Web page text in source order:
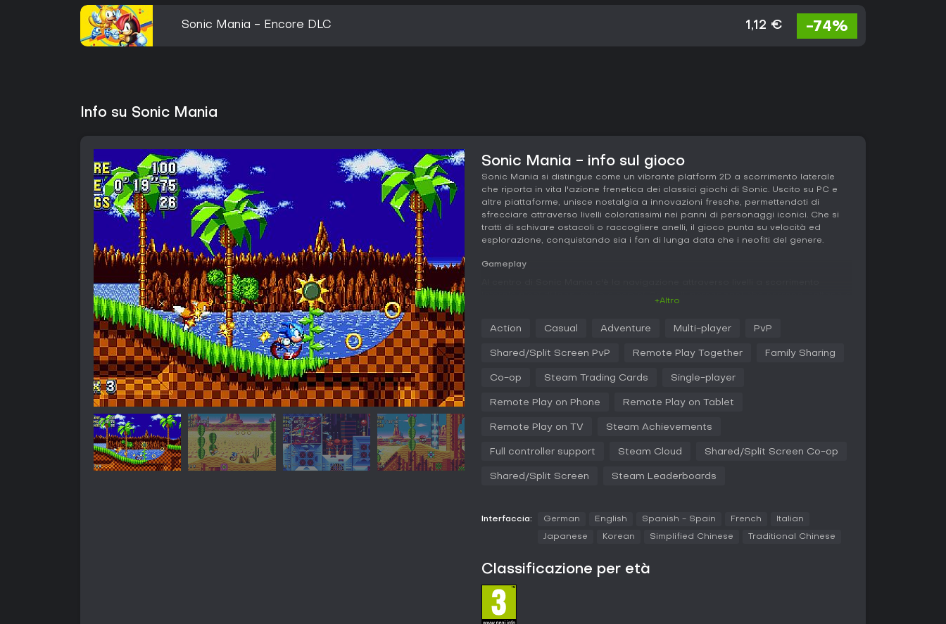
Sonic Mania - Encore DLC 1,12 € -74%
Info su Sonic Mania
Sonic Mania - info sul gioco
Sonic Mania si distingue come un vibrante platform 2D a scorrimento laterale
che riporta in vita l'azione frenetica dei classici giochi di Sonic. Uscito su PC e
altre piattaforme, unisce nostalgia a innovazioni fresche, permettendoti di
sfrecciare attraverso livelli coloratissimi nei panni di personaggi iconici. Che si
tratti di schivare ostacoli o raccogliere anelli, il gioco punta su velocità ed
esplorazione, conquistando sia i fan di lunga data che i neofiti del genere.
Gameplay
significa ripartire da capo se subisci un colpo senza averne. I power-up
extra, introducendo strategia nelle tue corse.
Le Special Stages si attivano raccogliendo giant ring, passando a un
Queste smeraldi sbloccano le super forme e il vero finale. Le Bonus Stages,
che attivano extra come la debug mode. I combattimenti contro i boss chiudono
gli atti, mettendoti di fronte a Doctor Eggman o alle sue creazioni robotiche in
scontri creativi che mettono alla prova timing e agilità.
Modalità di gioco
13 zone, ognuna divisa in due atti con classici remixati e aree originali. Procedi
con cutscene brevi, affrontando antagonisti come gli Hard-Boiled Heavies. Il
multiplayer aggiunge competizione con gare split-screen in cui due giocatori
La Time Attack permette di rigiocare i livelli per tempi record, con leaderboard
online che registrano le tue performance. La versione espansa introduce Encore
Mode, che remix level e modifica il sistema vite per una sfida rinnovata. Una
modalità competizione a quattro giocatori alza la posta in gioco, mentre il
+Altro
Action Casual Adventure Multi-player PvP
Shared/Split Screen PvP Remote Play Together Family Sharing
Co-op Steam Trading Cards Single-player
Remote Play on Phone Remote Play on Tablet
Remote Play on TV Steam Achievements
Full controller support Steam Cloud Shared/Split Screen Co-op
Shared/Split Screen Steam Leaderboards
Interfaccia: German English Spanish - Spain French Italian
Japanese Korean Simplified Chinese Traditional Chinese
Classificazione per età